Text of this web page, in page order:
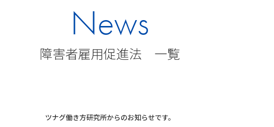
News
障害者雇用促進法 一覧
ツナグ働き方研究所からのお知らせです。